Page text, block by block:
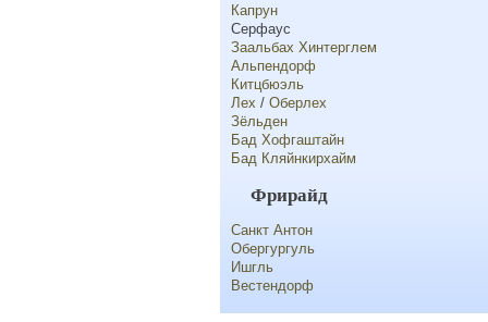
Капрун
Серфаус
Заальбах Хинтерглем
Альпендорф
Китцбюэль
Лех / Оберлех
Зёльден
Бад Хофгаштайн
Бад Кляйнкирхайм
Фрирайд
Санкт Антон
Обергургуль
Ишгль
Вестендорф